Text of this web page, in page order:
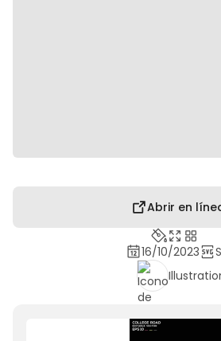
Abrir en
16/10/2023